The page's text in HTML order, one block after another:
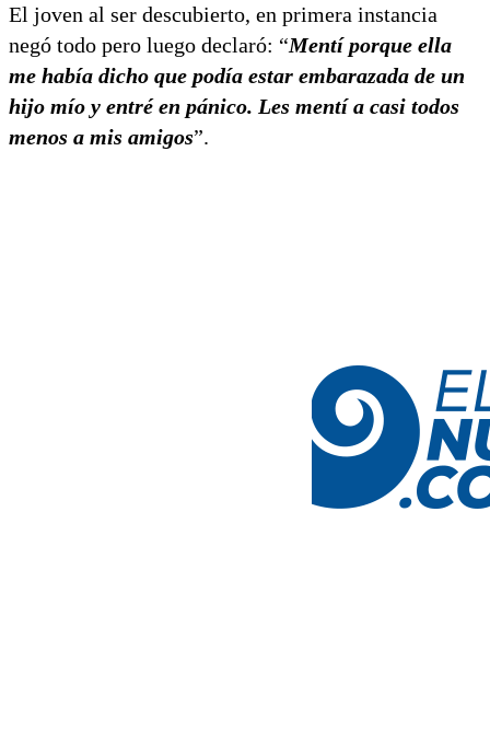
El joven al ser descubierto, en primera instancia
negó todo pero luego declaró: “Mentí porque ella
me había dicho que podía estar embarazada de un
hijo mío y entré en pánico. Les mentí a casi todos
menos a mis amigos”.